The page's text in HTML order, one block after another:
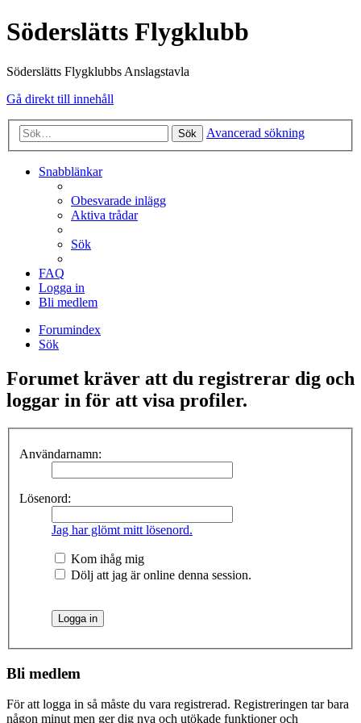
Söderslätts Flygklubb
Söderslätts Flygklubbs Anslagstavla
Gå direkt till innehåll
Sök Avancerad sökning
Snabblänkar
Obesvarade inlägg
Aktiva trådar
Sök
FAQ
Logga in
Bli medlem
Forumindex
Sök
Forumet kräver att du registrerar dig och
loggar in för att visa profiler.
Användarnamn:
Lösenord:
Jag har glömt mitt lösenord.
Kom ihåg mig
Dölj att jag är online denna session.
Bli medlem
För att logga in så måste du vara registrerad. Registreringen tar bara
någon minut men ger dig nya och utökade funktioner och